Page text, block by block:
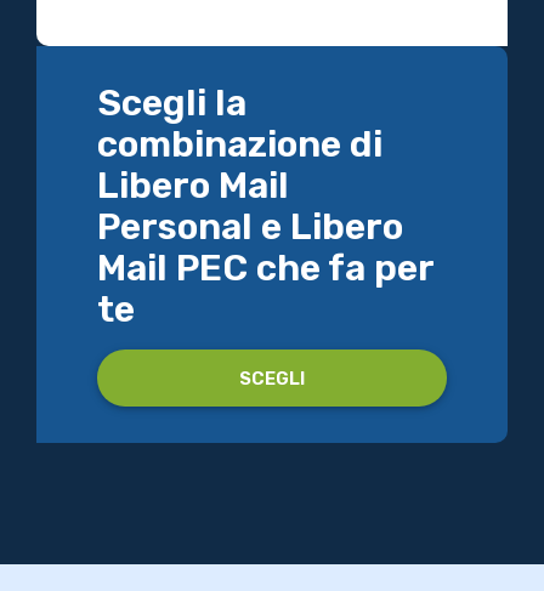
Scegli la
combinazione di
Libero Mail
Personal e Libero
Mail PEC che fa per
te
SCEGLI